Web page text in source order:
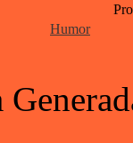
Humor